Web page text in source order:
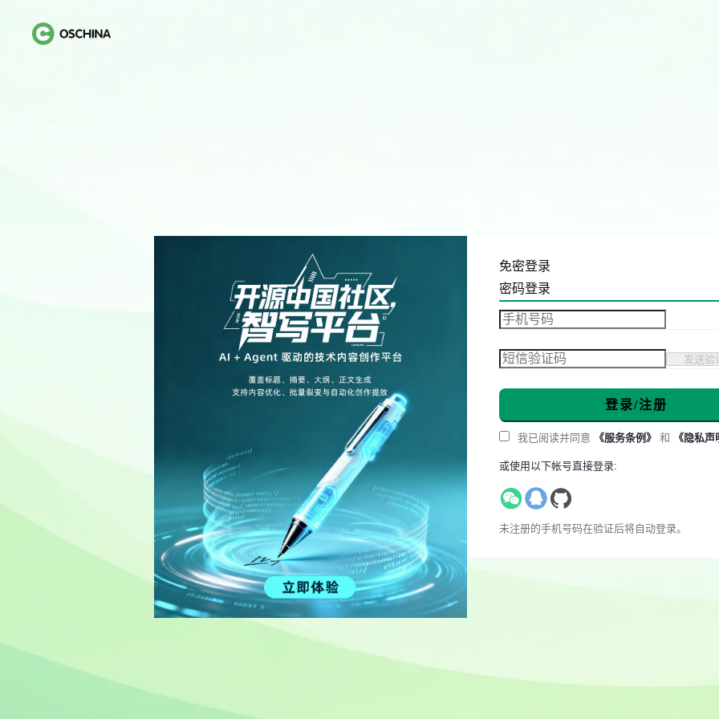
免密登录
密码登录
发送验
登录/注册
我已阅读并同意 《服务条例》 和 《隐私声
或使用以下帐号直接登录:
未注册的手机号码在验证后将自动登录。